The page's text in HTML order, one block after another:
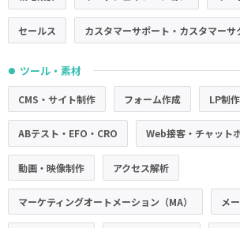
セールス カスタマーサポート・カスタマーサ
● ツール・素材
CMS・サイト制作 フォーム作成 LP制
ABテスト・EFO・CRO Web接客・チャット
動画・映像制作 アクセス解析
マーケティングオートメーション（MA） メ